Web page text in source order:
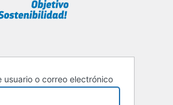
usuario o correo electrónico